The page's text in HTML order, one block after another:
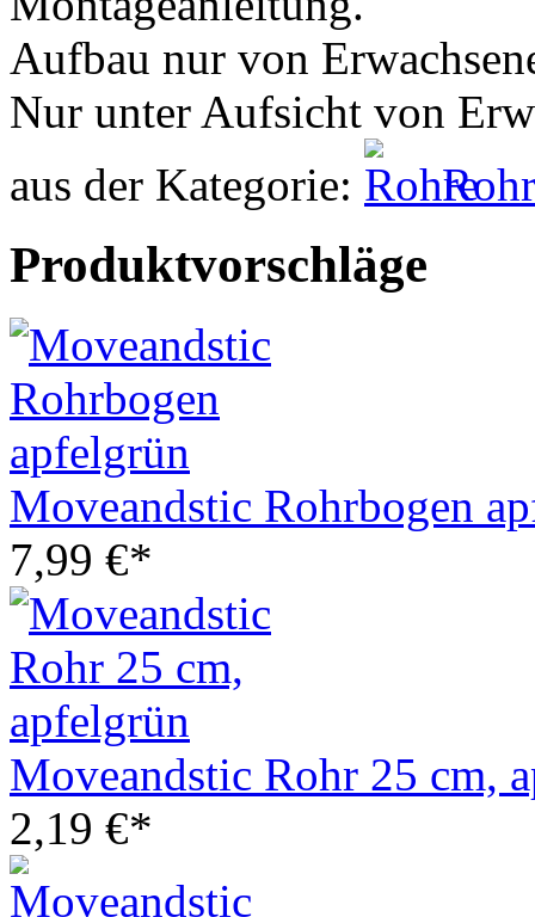
Aufbau nur von
Nur unter Aufsicht von
aus der Kategorie:
Produktvorschläge
Moveandstic Rohrbogen
7,99 €*
Moveandstic Rohr 25 cm,
2,19 €*